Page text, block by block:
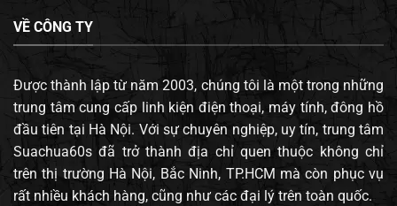
VỀ CÔNG TY
Được thành lập từ năm 2003, chúng tôi là một trong những
trung tâm cung cấp linh kiện điện thoại, máy tính, đông hồ
đầu tiên tại Hà Nội. Với sự chuyên nghiệp, uy tín, trung tâm
Suachua60s đã trở thành địa chỉ quen thuộc không chỉ
trên thị trường Hà Nội, Bắc Ninh, TP.HCM mà còn phục vụ
rất nhiều khách hàng, cũng như các đại lý trên toàn quốc.